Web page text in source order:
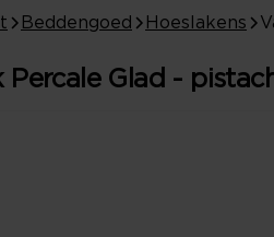
Beddengoed Hoeslakens
Percale Glad -